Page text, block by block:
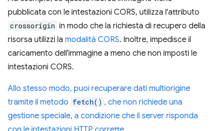
pubblicata con le intestazioni CORS, utilizza l'attributo
crossorigin in modo che la richiesta di recupero della
risorsa utilizzi la modalità CORS. Inoltre, impedisce il
caricamento dell'immagine a meno che non imposti le
intestazioni CORS.
Allo stesso modo, puoi recuperare dati multiorigine
tramite il metodo fetch() , che non richiede una
gestione speciale, a condizione che il server risponda